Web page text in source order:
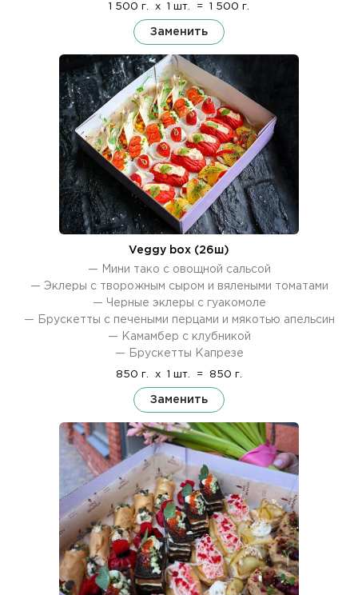
1 500 г. x 1 шт. = 1 500 г.
Заменить
Veggy box (26ш)
— Мини тако с овощной сальсой
— Эклеры с творожным сыром и вялеными томатами
— Черные эклеры с гуакомоле
— Брускетты с печеными перцами и мякотью апельсин
— Камамбер с клубникой
— Брускетты Капрезе
850 г. x 1 шт. = 850 г.
Заменить